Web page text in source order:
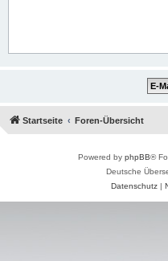
Startseite Foren-Übersicht
Powered by phpBB®
Deutsche
Datenschutz|